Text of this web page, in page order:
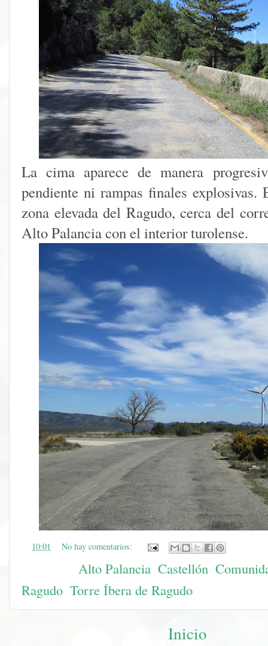
La cima aparece de manera
pendiente ni rampas finales
zona elevada del Ragudo, cerca del
Alto Palancia con el interior turolense.
10:01 No hay comentarios:
Alto Palancia Castellón
Ragudo Torre Íbera de Ragudo
Inicio